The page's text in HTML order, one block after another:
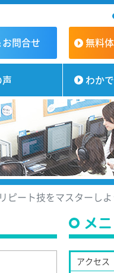
問合せ
無料
わか
ート技をマスターしよ
メ
アクセス